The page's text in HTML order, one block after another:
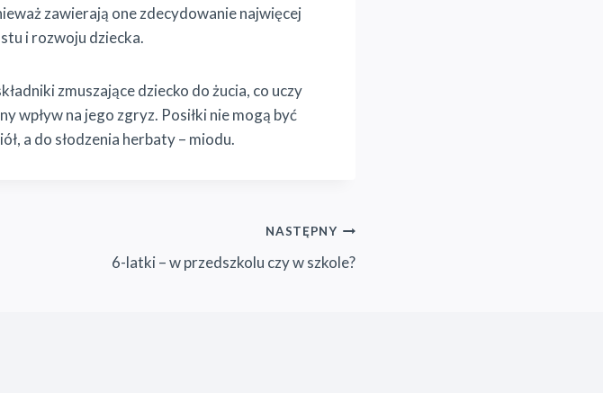
zawierają one zdecydowanie najwięcej
i rozwoju dziecka.
zmuszające dziecko do żucia, co uczy
wpływ na jego zgryz. Posiłki nie mogą być
a do słodzenia herbaty – miodu.
NASTĘPNY
6-latki – w przedszkolu czy w szkole?